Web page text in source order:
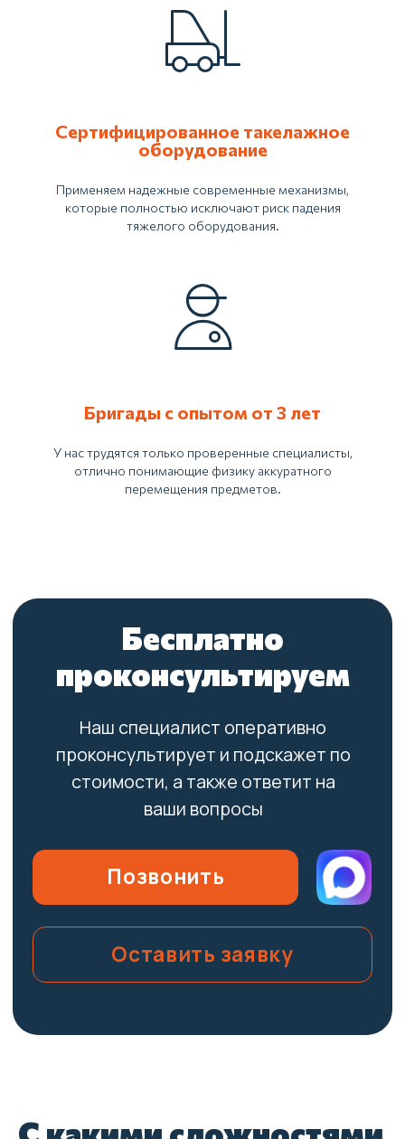
Сертифицированное такелажное
оборудование
Применяем надежные современные механизмы,
которые полностью исключают риск падения
тяжелого оборудования.
Бригады с опытом от 3 лет
У нас трудятся только проверенные специалисты,
отлично понимающие физику аккуратного
перемещения предметов.